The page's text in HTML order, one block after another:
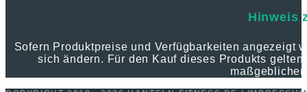
Hinweis
Sofern Produktpreise und Verfügbarkeiten angezeigt
sich ändern. Für den Kauf dieses Produkts